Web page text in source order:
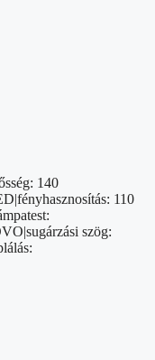
140
110
szög: